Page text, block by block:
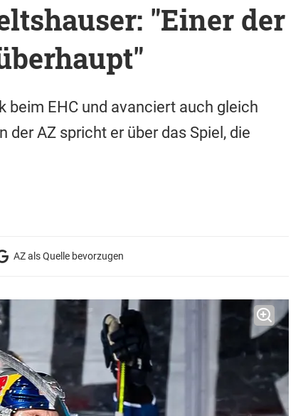
"Einer der
EHC und avanciert auch gleich
AZ spricht er über das Spiel, die
AZ als Quelle bevorzugen